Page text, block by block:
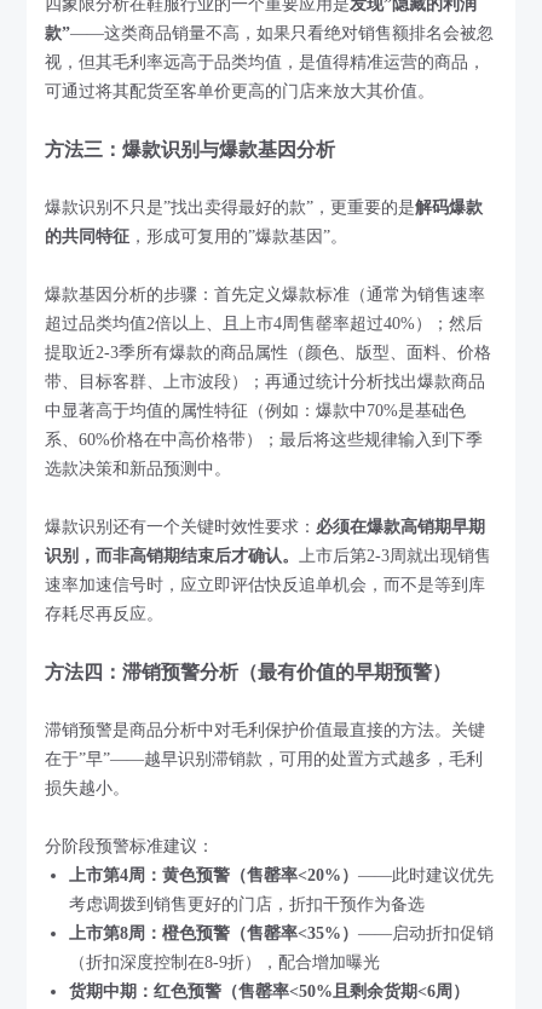
四象限分析在鞋服行业的一个重要应用是发现”隐藏的利润
款”——这类商品销量不高，如果只看绝对销售额排名会被忽
视，但其毛利率远高于品类均值，是值得精准运营的商品，
可通过将其配货至客单价更高的门店来放大其价值。
方法三：爆款识别与爆款基因分析
爆款识别不只是”找出卖得最好的款”，更重要的是解码爆款
的共同特征 ，形成可复用的”爆款基因”。
爆款基因分析的步骤：首先定义爆款标准（通常为销售速率
超过品类均值2倍以上、且上市4周售罄率超过40%）；然后
提取近2-3季所有爆款的商品属性（颜色、版型、面料、价格
带、目标客群、上市波段）；再通过统计分析找出爆款商品
中显著高于均值的属性特征（例如：爆款中70%是基础色
系、60%价格在中高价格带）；最后将这些规律输入到下季
选款决策和新品预测中。
爆款识别还有一个关键时效性要求： 必须在爆款高销期早期
识别，而非高销期结束后才确认。
上市后第2-3周就出现销售
速率加速信号时，应立即评估快反追单机会，而不是等到库
存耗尽再反应。
方法四：滞销预警分析（最有价值的早期预警）
滞销预警是商品分析中对毛利保护价值最直接的方法。关键
在于”早”——越早识别滞销款，可用的处置方式越多，毛利
损失越小。
分阶段预警标准建议：
上市第4周：黄色预警（售罄率<20%）——此时建议优先
考虑调拨到销售更好的门店，折扣干预作为备选
上市第8周：橙色预警（售罄率<35%）——启动折扣促销
（折扣深度控制在8-9折），配合增加曝光
货期中期：红色预警（售罄率<50%且剩余货期<6周）